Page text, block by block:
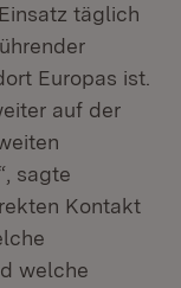
täglich
Europas ist.
auf der
sagte
Kontakt
welche